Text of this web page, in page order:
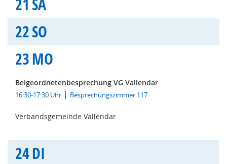
21 SA
22SO
23MO
Beigeordnetenbesprechung VG Vallendar
16:30-17:30 Uhr Besprechungszimmer 117
Verbandsgemeinde Vallendar
24DI